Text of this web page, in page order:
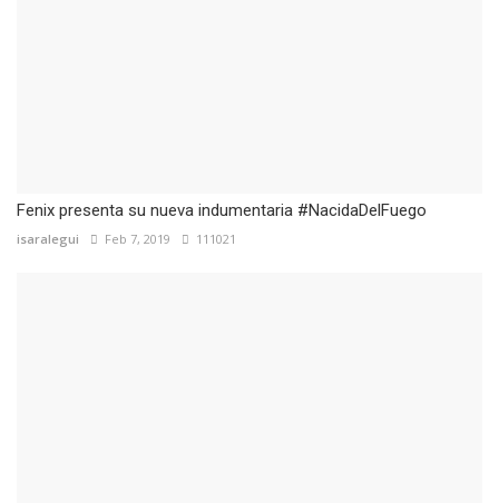
Fenix presenta su nueva indumentaria #NacidaDelFuego
isaralegui Feb 7, 2019 111021